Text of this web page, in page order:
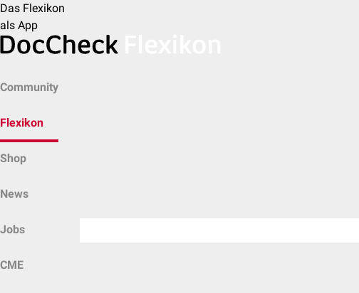
Das Flexikon
als App
Community
Flexikon
Shop
News
Jobs
CME